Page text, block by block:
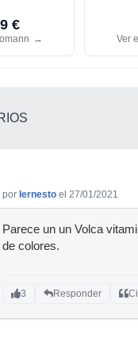
€
→ Ver
por Iernesto el 27/01/2021
Parece un un Volca
de colores.
3 Responder